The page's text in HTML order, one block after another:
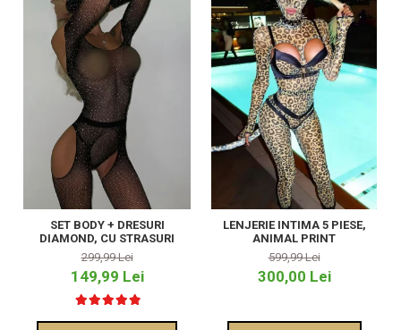
SET BODY + DRESURI
DIAMOND, CU STRASURI
299,99 Lei
149,99 Lei
LENJERIE INTIMA 5 PIESE,
ANIMAL PRINT
599,99 Lei
300,00 Lei